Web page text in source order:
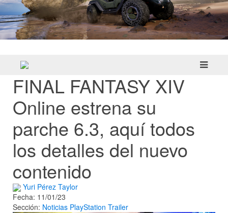
FINAL FANTASY XIV
Online estrena su
parche 6.3, aquí todos
los detalles del nuevo
contenido
Yuri Pérez Taylor
Fecha: 11/01/23
Sección: Noticias PlayStation Trailer